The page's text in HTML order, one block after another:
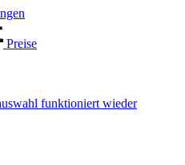
Preise
funktioniert wieder